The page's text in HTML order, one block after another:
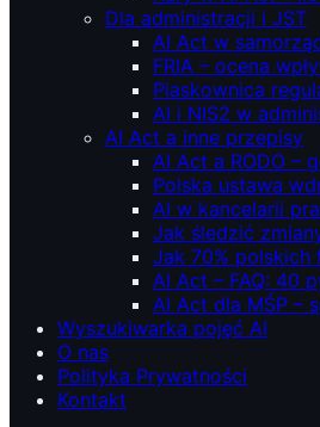
Dla administracji i JST
AI Act w
FRIA – ocena
Piaskownica
AI i NIS2 w
AI Act a inne przepisy
AI Act a RODO –
Polska ustawa
AI w kancelarii
Jak śledzić
Jak 70% polskich
AI Act – FAQ: 40
AI Act dla MŚP –
Wyszukiwarka pojęć AI
O nas
Polityka Prywatności
Kontakt